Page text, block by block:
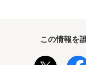
この情報を